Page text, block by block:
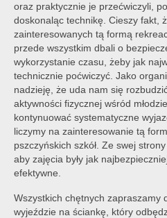
Dokumenty POPP
Zajęcia
Kontakt
BIP
oraz praktycznie je przećwiczyli,
doskonaląc technikę. Cieszy fakt,
zainteresowanych tą formą
przede wszystkim dbali o
wykorzystanie czasu, żeby jak
technicznie poćwiczyć. Jako
nadzieję, że uda nam się
aktywności fizycznej wśród
kontynuować systematyczne
liczymy na zainteresowanie tą
pszczyńskich szkół. Ze swej
aby zajęcia były jak
efektywne.
Wszystkich chętnych zapraszamy
wyjeździe na ściankę, który